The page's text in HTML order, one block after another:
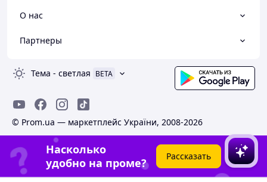
О нас
Партнеры
Тема - светлая BETA
© Prom.ua — маркетплейс України, 2008-2026
Насколько
удобно на проме?
Рассказать